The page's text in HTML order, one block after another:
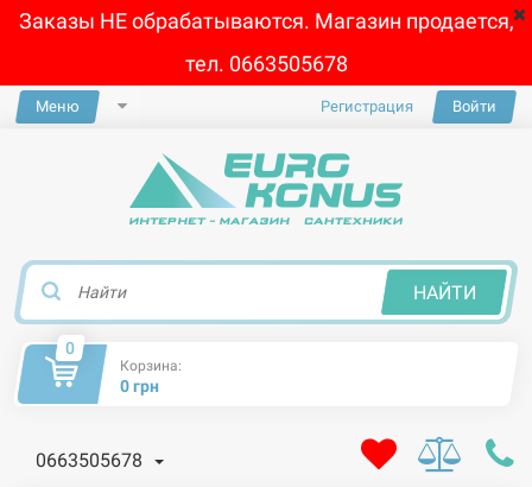
Заказы НЕ обрабатываются. Магазин продается,
тел. 0663505678
Меню Регистрация Войти
НАЙТИ
0
Корзина:
0 грн
0663505678